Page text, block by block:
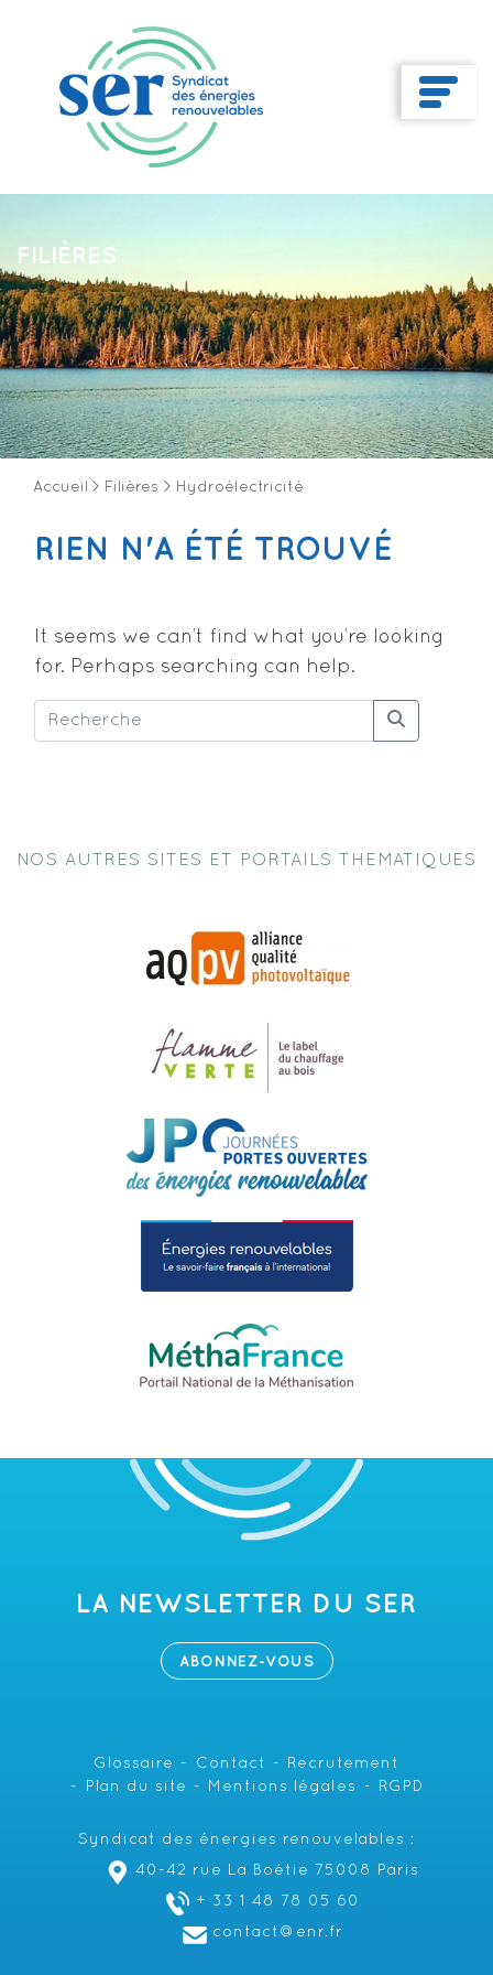
FILIÈRES
Accueil > Filières > Hydroélectricité
RIEN N'A ÉTÉ TROUVÉ
It seems we can’t find what you’re looking
for. Perhaps searching can help.
NOS AUTRES SITES ET PORTAILS THEMATIQUES
LA NEWSLETTER DU SER
ABONNEZ-VOUS
Glossaire Contact
Recrutement
Plan du site
Mentions légales RGPD
Syndicat des énergies renouvelables :
40-42 rue La Boétie 75008 Paris
+ 33 1 48 78 05 60
contact@enr.fr